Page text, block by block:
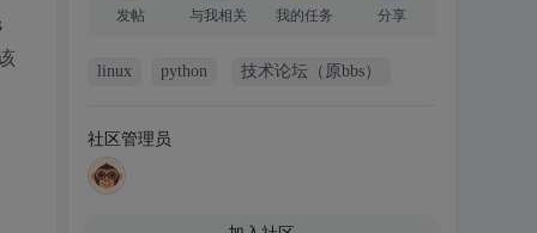
发帖 与我相关 我的任务 分享
linux python 技术论坛（原bbs）
社区管理员